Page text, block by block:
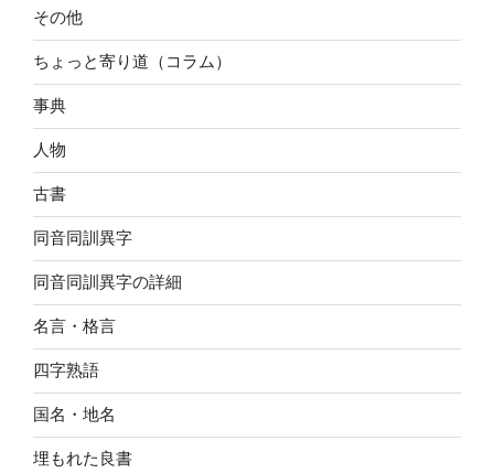
その他
ちょっと寄り道（コラム）
事典
人物
古書
同音同訓異字
同音同訓異字の詳細
名言・格言
四字熟語
国名・地名
埋もれた良書